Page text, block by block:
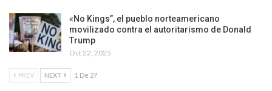
«No Kings”, el pueblo norteamericano
movilizado contra el autoritarismo de Donald
Trump
Oct 22, 2025
PREV NEXT 1 De 27